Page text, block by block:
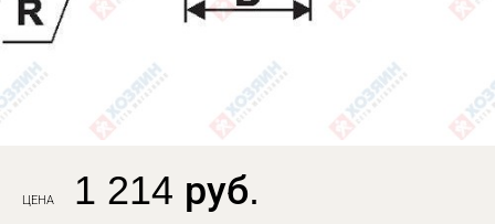
ЦЕНА 1 214 руб.